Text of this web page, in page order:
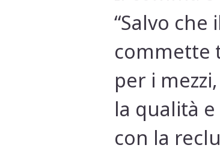
“Salvo
commette
per i
la qualità
con la